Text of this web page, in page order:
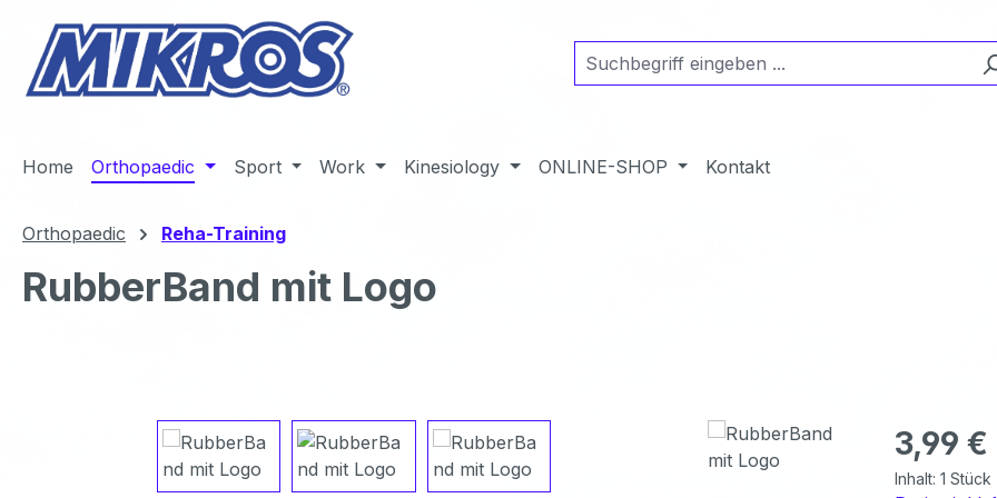
Hauptinhalt springen
Zur Suche springen
Zur Hauptnavigation springen
Home Orthopaedic Sport Work Kinesiology ONLINE-SHOP Kontakt
Orthopaedic Reha-Training
RubberBand mit Logo
Bildergalerie überspringen Regulärer
3,99 €
Inhalt: 1 Stück